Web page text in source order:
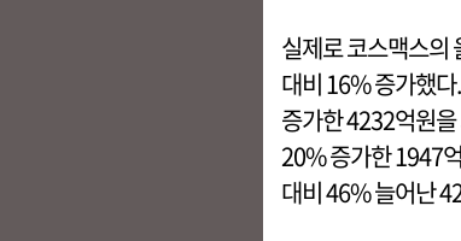
실제로 코스맥스의
대비 16% 증가했
증가한 4232억원
20% 증가한 1947
대비 46% 늘어난